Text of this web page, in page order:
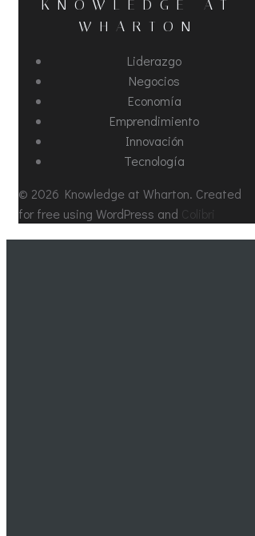
KNOWLEDGE AT
WHARTON
Liderazgo
Negocios
Economía
Emprendimiento
Innovación
Tecnología
© 2026 Knowledge at Wharton. Created
for free using WordPress and Colibri